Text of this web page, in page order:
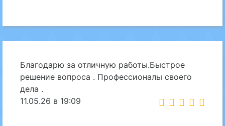
Благодарю за отличную работы.Быстрое
решение вопроса . Профессионалы своего
дела .
11.05.26 в 19:09